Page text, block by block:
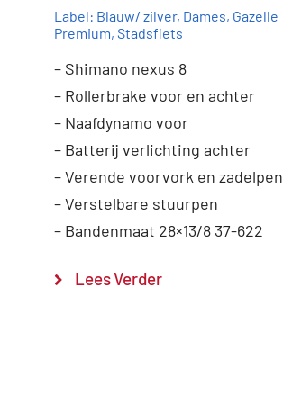
Toevoegen aan
Label: Blauw/ zilver, Dames, Gazelle
Premium, Stadsfiets
– Shimano nexus 8
– Rollerbrake voor en achter
– Naafdynamo voor
– Batterij verlichting achter
– Verende voorvork en zadelpen
– Verstelbare stuurpen
– Bandenmaat 28×13/8 37-622
Lees Verder